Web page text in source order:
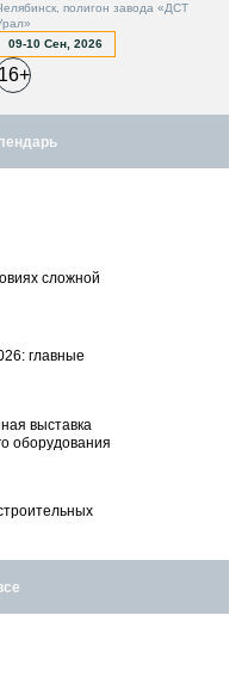
полигон завода «ДСТ
09-10 Сен, 2026
сложной
главные
выставка
оборудования